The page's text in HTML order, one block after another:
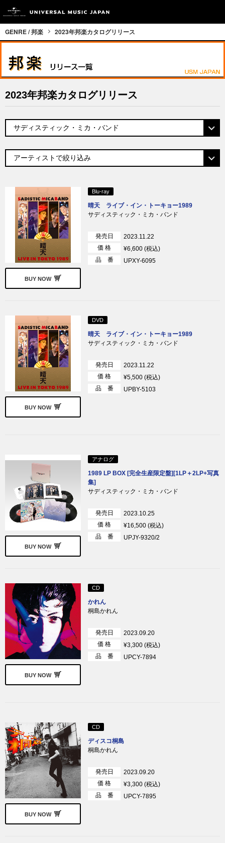
GENRE / 邦楽 2023年邦楽カタログリリース
2023年邦楽カタログリリース
BUY NOW
Blu-ray
晴天 ライブ・イン・トーキョー1989
サディスティック・ミカ・バンド
発売日
2023.11.22
価 格
¥6,600 (税込)
品 番
UPXY-6095
BUY NOW
DVD
晴天 ライブ・イン・トーキョー1989
サディスティック・ミカ・バンド
発売日
2023.11.22
価 格
¥5,500 (税込)
品 番
UPBY-5103
BUY NOW
アナログ
1989 LP BOX [完全生産限定盤][1LP＋2LP+写真
集]
サディスティック・ミカ・バンド
発売日
2023.10.25
価 格
¥16,500 (税込)
品 番
UPJY-9320/2
BUY NOW
CD
かれん
桐島かれん
発売日
2023.09.20
価 格
¥3,300 (税込)
品 番
UPCY-7894
BUY NOW
CD
ディスコ桐島
桐島かれん
発売日
2023.09.20
価 格
¥3,300 (税込)
品 番
UPCY-7895